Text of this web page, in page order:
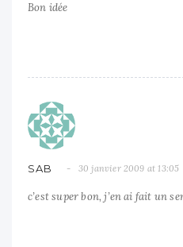
Bon idée
SAB 30 janvier 2009 at 13:05
c’est super bon, j’en ai fait un